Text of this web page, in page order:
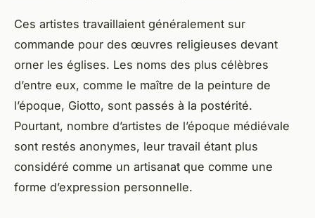
Ces artistes travaillaient généralement sur
commande pour des œuvres religieuses devant
orner les églises. Les noms des plus célèbres
d’entre eux, comme le maître de la peinture de
l’époque, Giotto, sont passés à la postérité.
Pourtant, nombre d’artistes de l’époque médiévale
sont restés anonymes, leur travail étant plus
considéré comme un artisanat que comme une
forme d’expression personnelle.